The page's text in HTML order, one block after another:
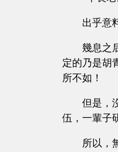
出乎意
幾息之
定的乃是胡
所不如！
但是，
伍，一輩子
所以，